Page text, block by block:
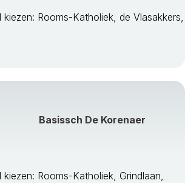
Rooms-Katholiek, de Vlasakkers,
Basissch De Korenaer
Rooms-Katholiek, Grindlaan,